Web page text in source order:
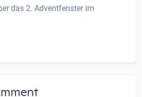
das 2. Adventfenster im